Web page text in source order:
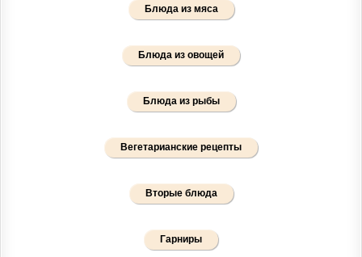
Блюда из мяса
Блюда из овощей
Блюда из рыбы
Вегетарианские рецепты
Вторые блюда
Гарниры